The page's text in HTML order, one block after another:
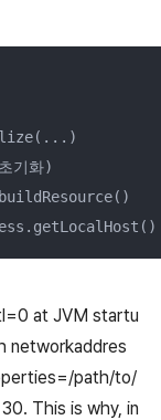
기화)
at JVM startu
networkaddres
path/to/
This is why, in